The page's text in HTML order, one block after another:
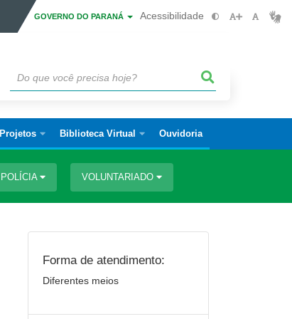
GOVERNO DO PARANÁ Acessibilidade
Projetos Biblioteca Virtual Ouvidoria
POLÍCIA VOLUNTARIADO
Forma de atendimento:
Diferentes meios